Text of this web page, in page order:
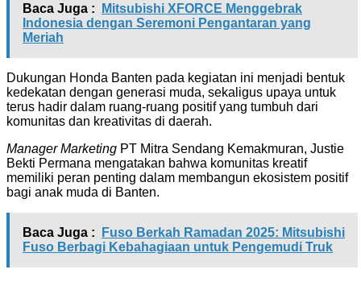
Baca Juga :
Mitsubishi XFORCE Menggebrak
Indonesia dengan Seremoni Pengantaran yang
Meriah
Dukungan Honda Banten pada kegiatan ini menjadi bentuk
kedekatan dengan generasi muda, sekaligus upaya untuk
terus hadir dalam ruang-ruang positif yang tumbuh dari
komunitas dan kreativitas di daerah.
Manager Marketing PT Mitra Sendang Kemakmuran, Justie
Bekti Permana mengatakan bahwa komunitas kreatif
memiliki peran penting dalam membangun ekosistem positif
bagi anak muda di Banten.
Baca Juga :
Fuso Berkah Ramadan 2025: Mitsubishi
Fuso Berbagi Kebahagiaan untuk Pengemudi Truk